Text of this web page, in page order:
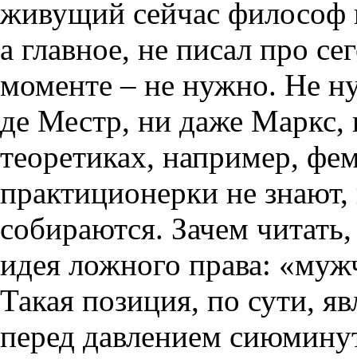
живущий сейчас философ
а главное, не писал про
моменте – не нужно. Не
де Местр, ни даже Маркс,
теоретиках, например,
практиционерки не знают,
собираются. Зачем
идея ложного права:
Такая позиция, по сути,
перед давлением